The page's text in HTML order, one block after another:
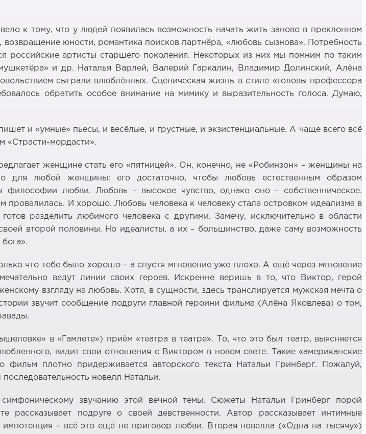
к тому, что у людей появилась возможность начать жить заново в преклонном
юности, романтика поисков партнёра, «любовь сызнова». Потребность
артисты старшего поколения. Некоторых из них мы помним по таким
и др. Наталья Варлей, Валерий Гаркалин, Владимир Долинский, Алёна
сыграли влюблённых. Сценическая жизнь в стиле «головы профессора
обратить особое внимание на мимику и выразительность голоса. Думаю,
и «умные» пьесы, и весёлые, и грустные, и экзистенциальные. А чаще всего всё
«Страсти-мордасти».
женщине стать его «пятницей». Он, конечно, не «Робинзон» – женщины на
любой женщины: его достаточно, чтобы любовь естественным образом
философии любви. Любовь – высокое чувство, однако оно – собственническое.
провалилась. И хорошо. Любовь человека к человеку стала островком идеализма в
разделить любимого человека с другими. Замечу, исключительно в области
второй половины. Но идеалисты, а их – большинство, даже саму возможность
что тебе было хорошо – а спустя мгновение уже плохо. А ещё через мгновение
ведут линии своих героев. Искренне веришь в то, что Виктор, герой
взгляду на любовь. Хотя, в сущности, здесь транслируется мужская мечта о
звучит сообщение подруги главной героини фильма (Алёна Яковлева) о том,
в «Гамлете») приём «театра в театре». То, что это был театр, выясняется
видит свои отношения с Виктором в новом свете. Такие «американские
плотно придерживается авторского текста Натальи Гринберг. Пожалуй,
новелл Натальи.
звучанию этой вечной темы. Сюжеты Натальи Гринберг порой
подруге о своей девственности. Автор рассказывает интимные
– всё это ещё не приговор любви. Вторая новелла («Одна на тысячу»)